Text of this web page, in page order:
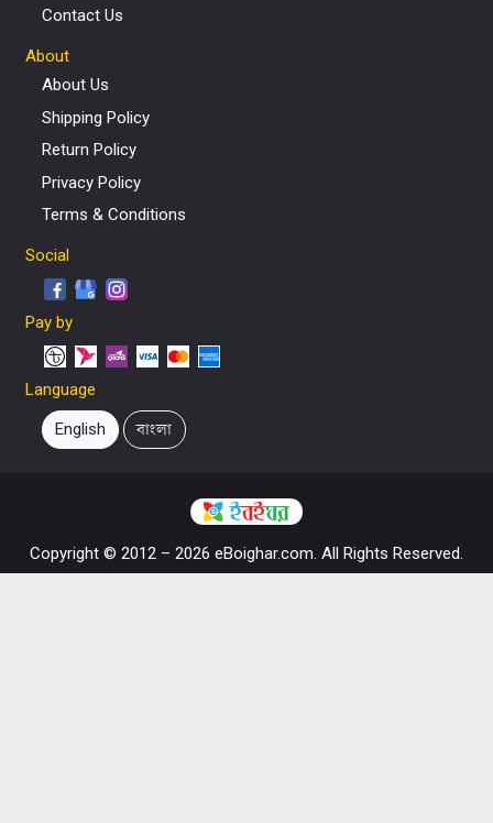
Contact Us
About
About Us
Shipping Policy
Return Policy
Privacy Policy
Terms & Conditions
Social
Pay by
Language
English বাংলা
Copyright © 2012 – 2026 eBoighar.com. All Rights Reserved.